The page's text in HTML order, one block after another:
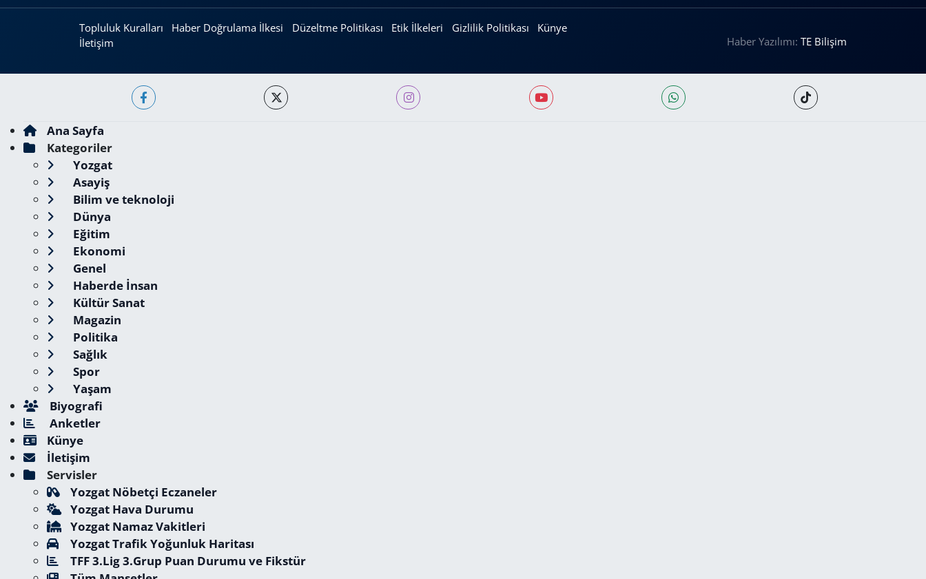
Topluluk Kuralları Haber Doğrulama İlkesi Düzeltme Politikası Etik İlkeleri Gizlilik Politikası
Künye
İletişim
Haber Yazılımı:TE Bilişim
Ana Sayfa
Kategoriler
Yozgat
Asayiş
Bilim ve teknoloji
Dünya
Eğitim
Ekonomi
Genel
Haberde İnsan
Kültür Sanat
Magazin
Politika
Sağlık
Spor
Yaşam
Biyografi
Anketler
Künye
İletişim
Servisler
Yozgat Nöbetçi Eczaneler
Yozgat Hava Durumu
Yozgat Namaz Vakitleri
Yozgat Trafik Yoğunluk Haritası
TFF 3.Lig 3.Grup Puan Durumu ve Fikstür